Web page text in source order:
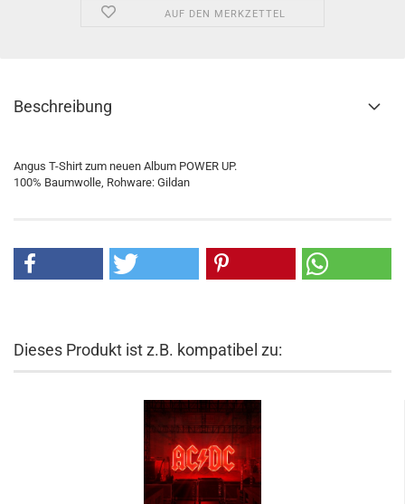
AUF DEN MERKZETTEL
Beschreibung
Angus T-Shirt zum neuen Album POWER UP.
100% Baumwolle, Rohware: Gildan
Dieses Produkt ist z.B. kompatibel zu: